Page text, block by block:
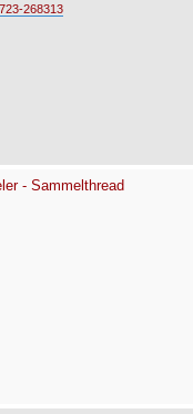
268313
- Sammelthread